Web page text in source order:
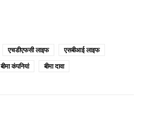
एचडीएफसी लाइफ
एसबीआई लाइफ
बीमा कंपनियां बीमा दावा